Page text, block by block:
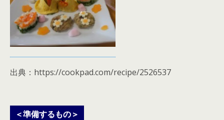
出典：https://cookpad.com/recipe/2526537
＜準備するもの＞